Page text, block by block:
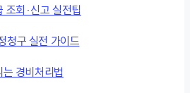
조회·신고 실전팁
청구 실전 가이드
경비처리법